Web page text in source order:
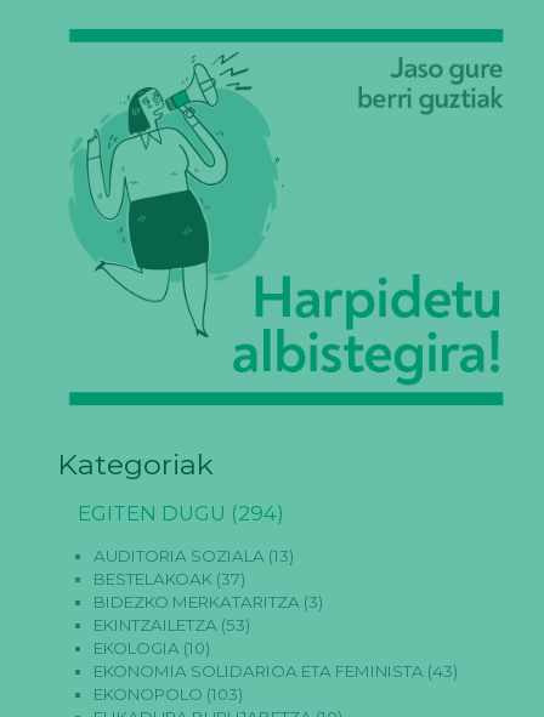
Kategoriak
EGITEN DUGU (294)
AUDITORIA SOZIALA (13)
BESTELAKOAK (37)
BIDEZKO MERKATARITZA (3)
EKINTZAILETZA (53)
EKOLOGIA (10)
EKONOMIA SOLIDARIOA ETA FEMINISTA (43)
EKONOPOLO (103)